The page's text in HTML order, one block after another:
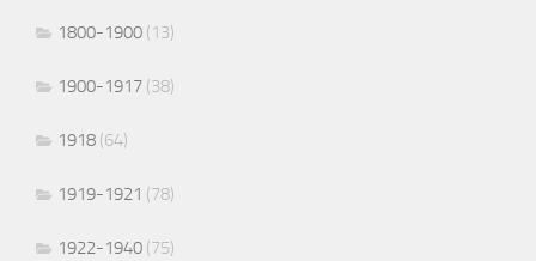
1800-1900 (13)
1900-1917 (38)
1918 (64)
1919-1921 (78)
1922-1940 (75)